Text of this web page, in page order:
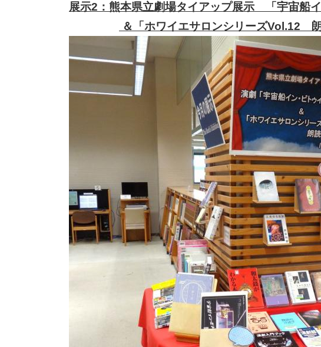
展示2：熊本県立劇場タイアップ展示 「宇宙船イ
＆「ホワイエサロンシリーズVol.12